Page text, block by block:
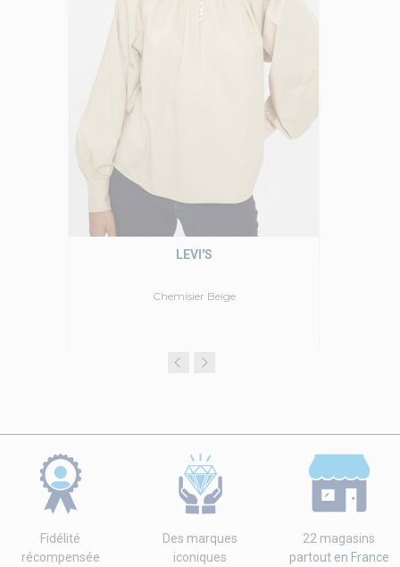
Chemisier Beige
LEVI'S
Fidélité
récompensée
Des marques
iconiques
22 magasins
partout en France